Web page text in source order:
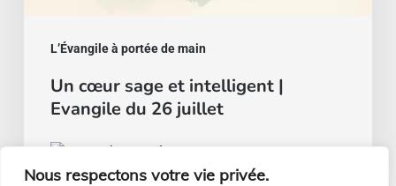
Nous respectons votre vie privée.
L’Évangile à portée de main
Un cœur sage et intelligent |
Evangile du 26 juillet
Luis Casasús
22 juillet 2026